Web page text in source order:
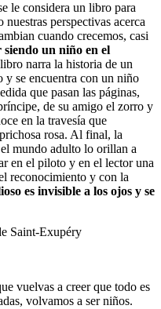
le considera un libro para
perspectivas acerca
cuando crecemos, casi
un niño en el
narra la historia de un
y se encuentra con un niño
que pasan las páginas,
de su amigo el zorro y
en la travesía que
rosa. Al final, la
mundo adulto lo orillan a
en el piloto y en el lector una
reconocimiento y con la
es invisible a los ojos y se
vuelvas a creer que todo es
volvamos a ser niños.